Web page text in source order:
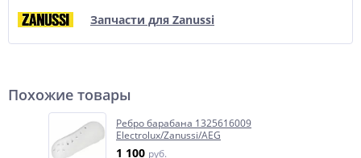
Запчасти для Zanussi
Похожие товары
Ребро барабана 1325616009
Electrolux/Zanussi/AEG
1 100 руб.